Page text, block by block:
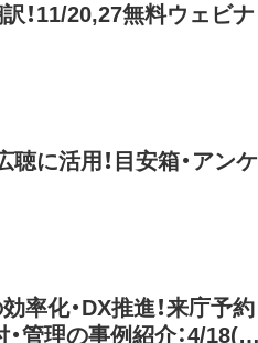
！11/20,27無料ウェビナ
に活用！目安箱・アンケ
率化・DX推進！来庁予約
管理の事例紹介：4/18(